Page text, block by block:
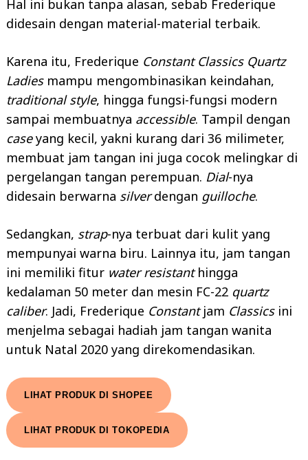
Hal ini bukan tanpa alasan, sebab Frederique
didesain dengan material-material terbaik.
Karena itu, Frederique Constant Classics Quartz
Ladiesmampu mengombinasikan keindahan,
traditional style, hingga fungsi-fungsi modern
sampai membuatnya accessible. Tampil dengan
caseyang kecil, yakni kurang dari 36 milimeter,
membuat jam tangan ini juga cocok melingkar di
pergelangan tangan perempuan. Dial-nya
didesain berwarna silverdengan guilloche.
Sedangkan, strap-nya terbuat dari kulit yang
mempunyai warna biru. Lainnya itu, jam tangan
ini memiliki fitur water resistanthingga
kedalaman 50 meter dan mesin FC-22 quartz
caliber. Jadi, Frederique Constantjam Classics ini
menjelma sebagai hadiah jam tangan wanita
untuk Natal 2020 yang direkomendasikan.
LIHAT PRODUK DI SHOPEE
LIHAT PRODUK DI TOKOPEDIA